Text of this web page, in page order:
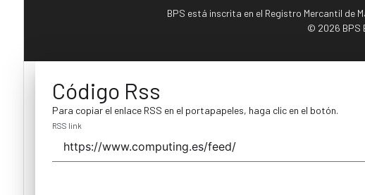
BPS está inscrita en el Registro Mercantil de
© 2026 BPS
Código Rss
Para copiar el enlace RSS en el portapapeles, haga clic en el botón.
RSS link